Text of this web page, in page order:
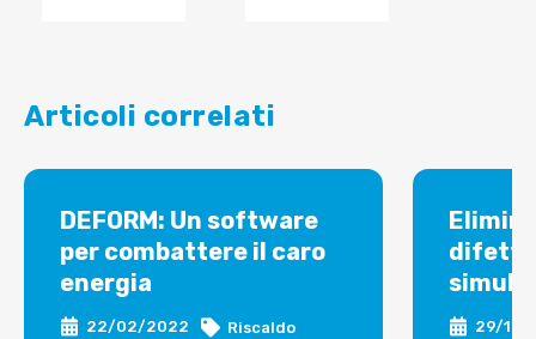
Articoli correlati
DEFORM: Un software
per combattere il caro
energia
22/02/2022 Riscaldo
difetti
29/12/